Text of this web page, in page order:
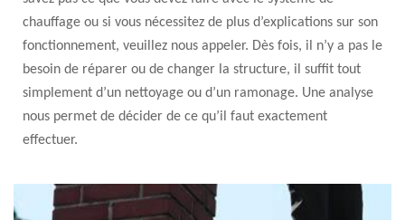
chauffage ou si vous nécessitez de plus d’explications sur son
fonctionnement, veuillez nous appeler. Dès fois, il n’y a pas le
besoin de réparer ou de changer la structure, il suffit tout
simplement d’un nettoyage ou d’un ramonage. Une analyse
nous permet de décider de ce qu’il faut exactement
effectuer.